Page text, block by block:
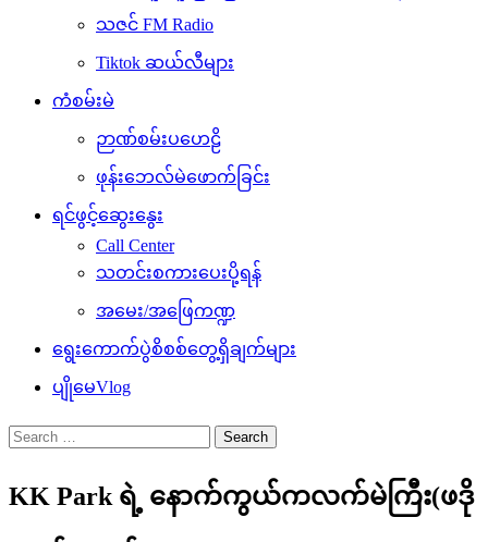
သဇင် FM Radio
Tiktok ဆယ်လီများ
ကံစမ်းမဲ
ဉာဏ်စမ်းပဟေဠိ
ဖုန်းဘေလ်မဲဖောက်ခြင်း
ရင်ဖွင့်ဆွေးနွေး
Call Center
သတင်းစကားပေးပို့ရန်
အမေး/အဖြေကဏ္ဍ
ရွေးကောက်ပွဲစိစစ်တွေ့ရှိချက်များ
ပျိုမေVlog
Search
for:
KK Park ရဲ့ နောက်ကွယ်ကလက်မဲကြီး(ဖဒို